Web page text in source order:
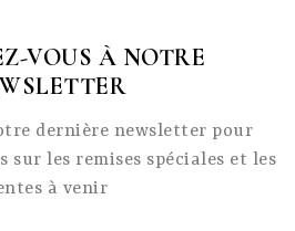
VOUS À NOTRE
dernière newsletter pour
sur les remises spéciales et les
à venir